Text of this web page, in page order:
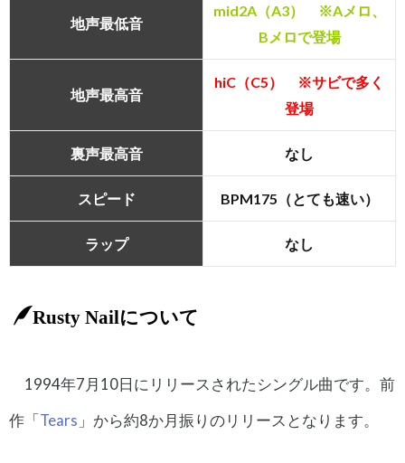
地声最低音
mid2A（A3） ※Aメロ、
Bメロで登場
地声最高音
hiC（C5） ※サビで多く
登場
裏声最高音 なし
スピード BPM175（とても速い）
ラップ なし
Rusty Nailについて
1994年7月10日にリリースされたシングル曲です。前
作「Tears 」から約8か月振りのリリースとなります。